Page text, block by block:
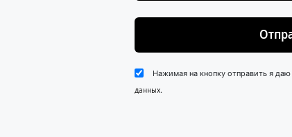
Нажимая на кнопку отправить я
данных.